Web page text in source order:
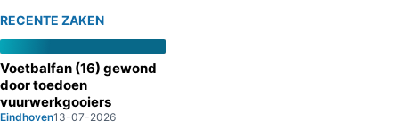
RECENTE ZAKEN
Voetbalfan (16) gewond
door toedoen
vuurwerkgooiers
Eindhoven13-07-2026